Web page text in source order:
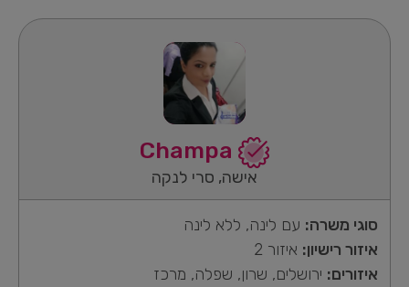
אישה, סרי לנקה
סוגי משרה: עם לינה, ללא לינה
איזור רישיון: איזור 2
איזורים: ירושלים, שרון, שפלה, מרכז